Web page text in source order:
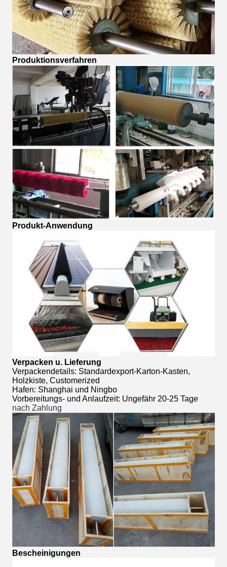
Produktionsverfahren
Produkt-Anwendung
Verpacken u. Lieferung
Verpackendetails: Standardexport-Karton-Kasten,
Holzkiste, Customerized
Hafen: Shanghai und Ningbo
Vorbereitungs- und Anlaufzeit: Ungefähr 20-25 Tage
nach Zahlung
Bescheinigungen